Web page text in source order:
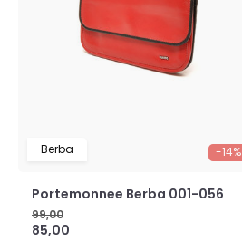
-14%
Berba
Portemonnee Berba 001-056
99,00
85,00